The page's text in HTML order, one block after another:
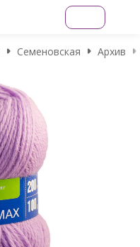
Семеновская Архив